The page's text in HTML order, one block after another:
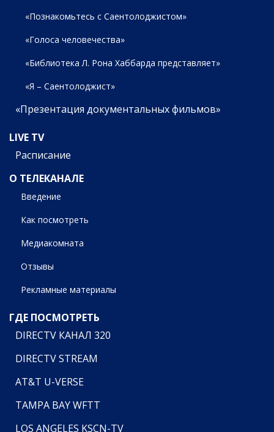
«Познакомьтесь с Саентолоджистом»
«Голоса человечества»
«Библиотека Л. Рона Хаббарда представляет»
«Я – Саентолоджист»
«Презентация документальных фильмов»
LIVE TV
Расписание
О ТЕЛЕКАНАЛЕ
Введение
Как посмотреть
Медиакомната
Отзывы
Рекламные материалы
ГДЕ ПОСМОТРЕТЬ
DIRECTV КАНАЛ 320
DIRECTV STREAM
AT&T U-VERSE
TAMPA BAY WFTT
LOS ANGELES KSCN-TV